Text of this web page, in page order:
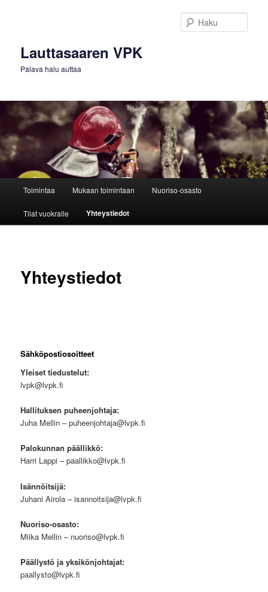
Lauttasaaren VPK
Palava halu auttaa
Toimintaa Mukaan toimintaan Nuoriso-osasto
Tilat vuokralle Yhteystiedot
Yhteystiedot
Sähköpostiosoitteet
Yleiset tiedustelut:
lvpk@lvpk.fi
Hallituksen puheenjohtaja:
Juha Mellin – puheenjohtaja@lvpk.fi
Palokunnan päällikkö:
Harri Lappi – paallikko@lvpk.fi
Isännöitsijä:
Juhani Airola – isannoitsija@lvpk.fi
Nuoriso-osasto:
Miika Mellin – nuoriso@lvpk.fi
Päällystö ja yksikönjohtajat:
paallysto@lvpk.fi